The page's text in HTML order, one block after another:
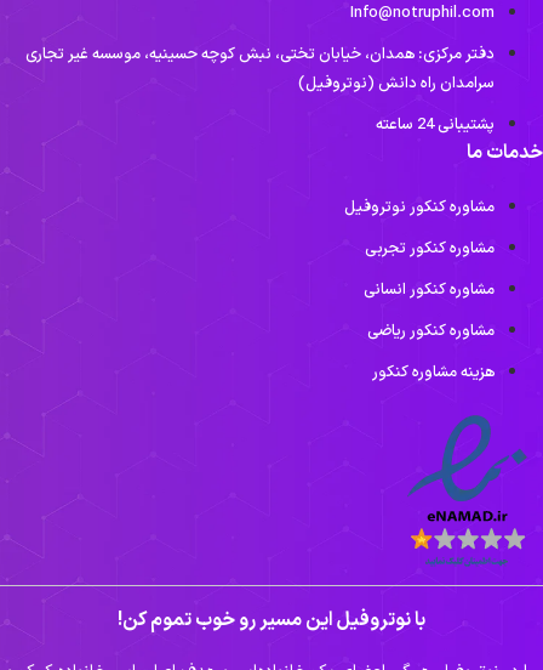
Info@notruphil.com
دفتر مرکزی: همدان، خیابان تختی، نبش کوچه حسینیه، موسسه غیر تجاری
سرامدان راه دانش (نوتروفیل)
پشتیبانی 24 ساعته
ما
مشاوره کنکور نوتروفیل
مشاوره کنکور تجربی
مشاوره کنکور انسانی
مشاوره کنکور ریاضی
هزینه مشاوره کنکور
با نوتروفیل این مسیر رو خوب تموم کن!